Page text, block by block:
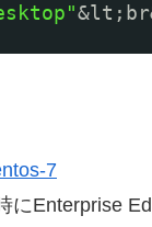
7
にEnterprise